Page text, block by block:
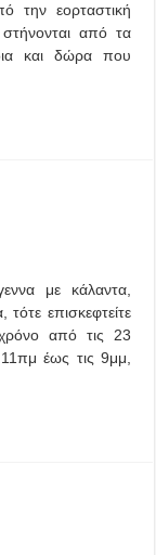
την εορταστική
από τα
και δώρα που
με κάλαντα,
επισκεφτείτε
από τις 23
έως τις 9μμ,